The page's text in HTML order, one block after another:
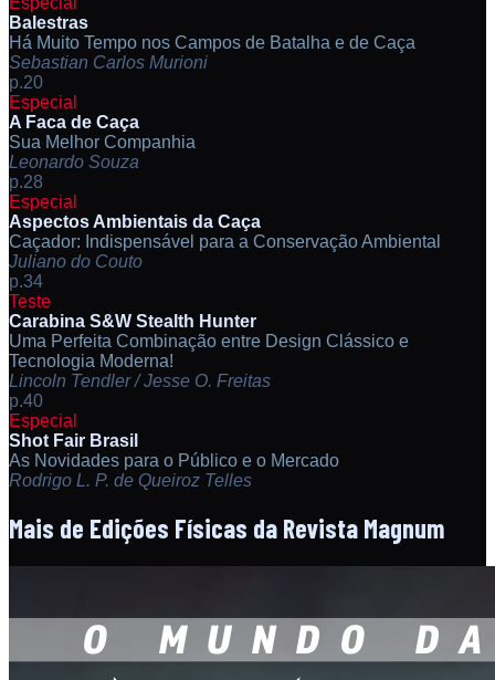
Balestras
Há Muito Tempo nos Campos de Batalha e de Caça
Sebastian Carlos Murioni
p.20
Especial
A Faca de Caça
Sua Melhor Companhia
Leonardo Souza
p.28
Especial
Aspectos Ambientais da Caça
Caçador: Indispensável para a Conservação Ambiental
Juliano do Couto
p.34
Teste
Carabina S&W Stealth Hunter
Uma Perfeita Combinação entre Design Clássico e
Tecnologia Moderna!
Lincoln Tendler / Jesse O. Freitas
p.40
Especial
Shot Fair Brasil
As Novidades para o Público e o Mercado
Rodrigo L. P. de Queiroz Telles
Mais de Edições Físicas da Revista Magnum